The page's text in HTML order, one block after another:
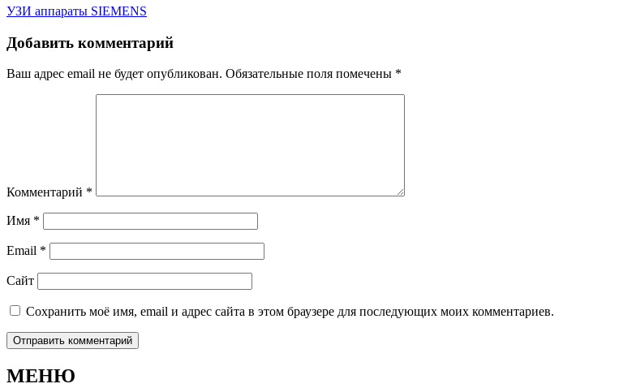
Навигация
по
записям
УЗИ аппараты SIEMENS
Добавить комментарий
Ваш адрес email не будет опубликован. Обязательные поля помечены *
Комментарий *
Имя *
Email *
Сайт
Сохранить моё имя, email и адрес сайта в этом браузере для последующих моих комментариев.
МЕНЮ